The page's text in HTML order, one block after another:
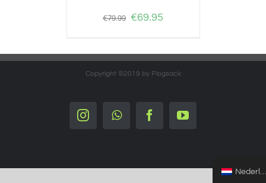
€79.99 €69.95
Copyright ©2019 by Plogsack
InstagramWhatsappFacebookYouTube
Nederlands